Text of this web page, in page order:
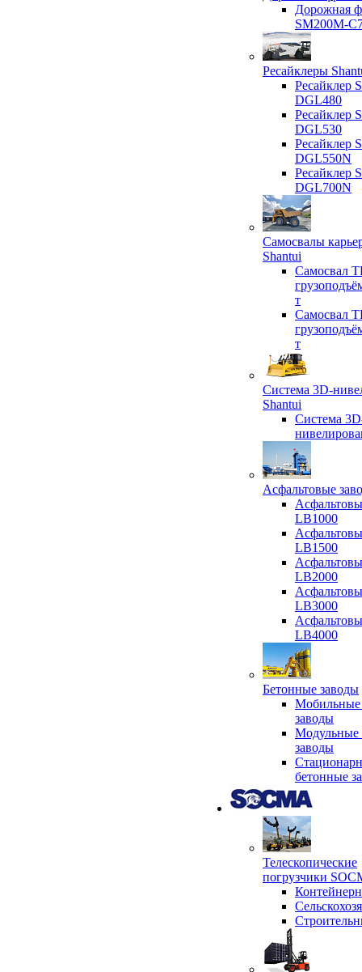
Дорожная
SM200M-
Ресайклеры
Ресайклер
DGL480
Ресайклер
DGL530
Ресайклер
DGL550N
Ресайклер
DGL700N
Самосвалы
Shantui
Самосвал
т
Самосвал
т
Система 3D-
Shantui
Система
Асфальтовые
LB1000
LB1500
LB2000
LB3000
LB4000
Бетонные заводы
Мобильные
заводы
Модульные
заводы
бетонные
Телескопические
погрузчики